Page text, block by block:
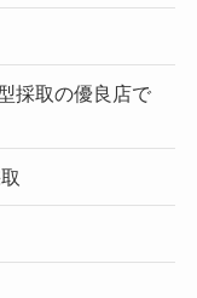
採取の優良店で